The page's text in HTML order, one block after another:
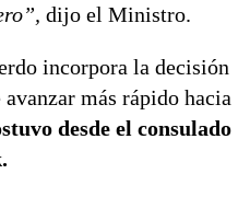
dijo el Ministro.
incorpora la decisión
más rápido hacia
desde el consulado